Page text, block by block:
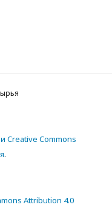
Creative Commons
.
Attribution 4.0